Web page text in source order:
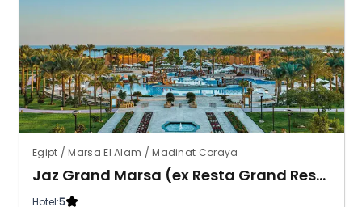
Egipt / Marsa El Alam / Madinat Coraya
Jaz Grand Marsa (ex Resta Grand Resort)
Hotel:5